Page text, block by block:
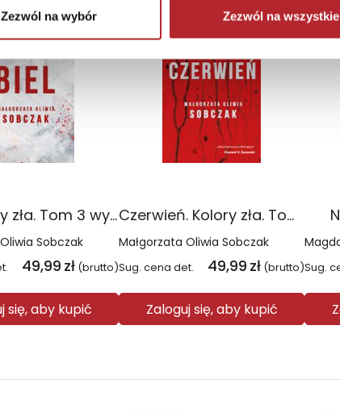
Zezwól na wybór Zezwól na wszystkie
Biel. Kolory zła. Tom 3 wyd. 2025
Sobczak
49,99 zł (brutto)
się, aby kupić
Czerwień. Kolory zła. Tom 1 wyd. 2025
Małgorzata Oliwia Sobczak
Sug. cena det. 49,99 zł (brutto)
Zaloguj się, aby kupić
Sug.